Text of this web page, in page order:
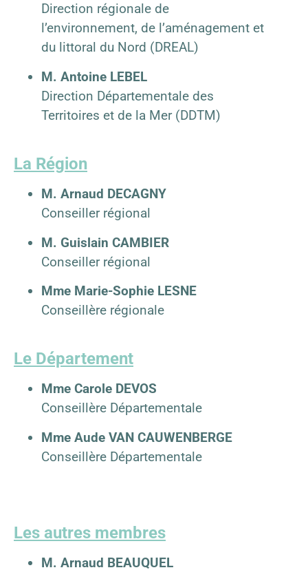
Direction régionale de
l’environnement, de l’aménagement et
du littoral du Nord (DREAL)
M. Antoine LEBEL
Direction Départementale des
Territoires et de la Mer (DDTM)
La Région
M. Arnaud DECAGNY
Conseiller régional
M. Guislain CAMBIER
Conseiller régional
Mme Marie-Sophie LESNE
Conseillère régionale
Le Département
Mme Carole DEVOS
Conseillère Départementale
Mme Aude VAN CAUWENBERGE
Conseillère Départementale
Les autres membres
M. Arnaud BEAUQUEL